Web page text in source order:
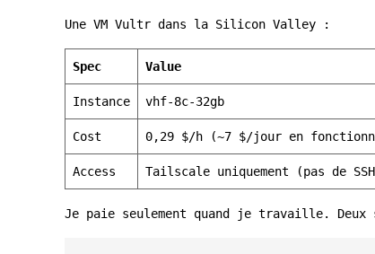
Une VM Vultr dans la Silicon Valley :
Spec Value
Instance vhf-8c-32gb
Cost 0,29 $/h (~7 $/jour en
Access Tailscale uniquement (pas de
Je paie seulement quand je travaille.